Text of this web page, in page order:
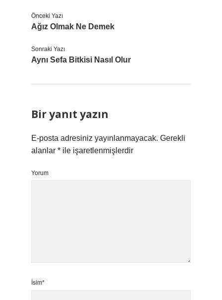
Önceki Yazı
Ağız Olmak Ne Demek
Sonraki Yazı
Aynı Sefa Bitkisi Nasıl Olur
Bir yanıt yazın
E-posta adresiniz yayınlanmayacak. Gerekli
alanlar * ile işaretlenmişlerdir
Yorum
İsim*